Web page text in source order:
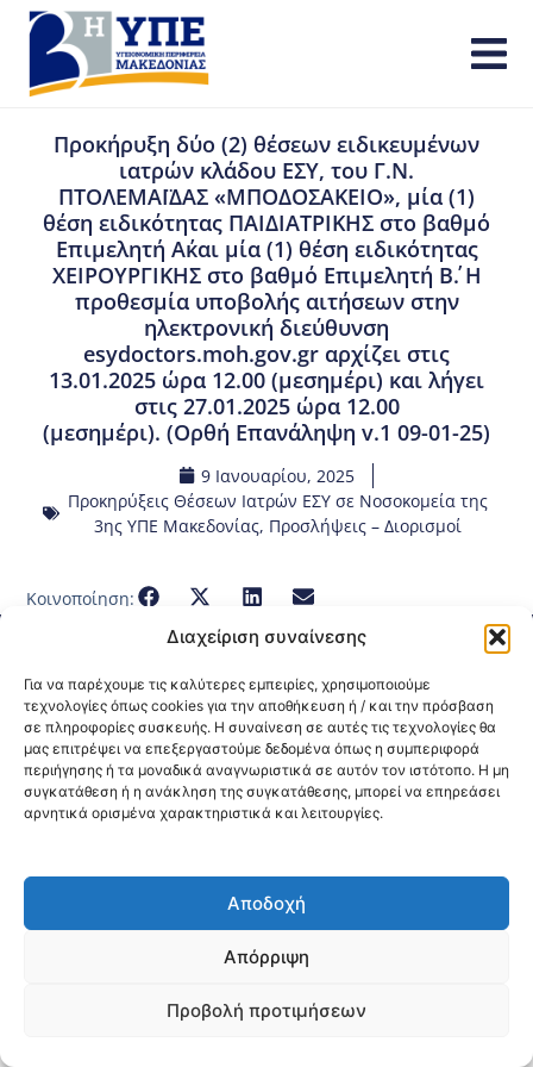
Διαχείριση συναίνεσης
Για να παρέχουμε τις καλύτερες εμπειρίες, χρησιμοποιούμε
τεχνολογίες όπως cookies για την αποθήκευση ή / και την πρόσβαση
σε πληροφορίες συσκευής. Η συναίνεση σε αυτές τις τεχνολογίες θα
μας επιτρέψει να επεξεργαστούμε δεδομένα όπως η συμπεριφορά
περιήγησης ή τα μοναδικά αναγνωριστικά σε αυτόν τον ιστότοπο. Η μη
συγκατάθεση ή η ανάκληση της συγκατάθεσης, μπορεί να επηρεάσει
αρνητικά ορισμένα χαρακτηριστικά και λειτουργίες.
Αποδοχή
Απόρριψη
Προβολή προτιμήσεων
Προκήρυξη δύο (2) θέσεων ειδικευμένων
ιατρών κλάδου ΕΣΥ, του Γ.Ν.
ΠΤΟΛΕΜΑΪΔΑΣ «ΜΠΟΔΟΣΑΚΕΙΟ», μία (1)
θέση ειδικότητας ΠΑΙΔΙΑΤΡΙΚΗΣ στο βαθμό
Επιμελητή Α΄και μία (1) θέση ειδικότητας
ΧΕΙΡΟΥΡΓΙΚΗΣ στο βαθμό Επιμελητή Β΄. Η
προθεσμία υποβολής αιτήσεων στην
ηλεκτρονική διεύθυνση
esydoctors.moh.gov.gr αρχίζει στις
13.01.2025 ώρα 12.00 (μεσημέρι) και λήγει
στις 27.01.2025 ώρα 12.00
(μεσημέρι). (Ορθή Επανάληψη v.1 09-01-25)
9 Ιανουαρίου, 2025
Προκηρύξεις Θέσεων Ιατρών ΕΣΥ σε Νοσοκομεία της
3ης ΥΠΕ Μακεδονίας, Προσλήψεις – Διορισμοί
Κοινοποίηση:
@2026 3ype.gr All rights reserved
Πολιτική Προστασίας Δεδομένων
Θεσσαλονίκη, ΕλλάδαΤηλ: +30 2311 226 200
email: 3ype@3ype.gr
Page Visits: 00029 Website Visits: 1595500